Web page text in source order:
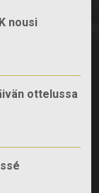
nousi
ottelussa